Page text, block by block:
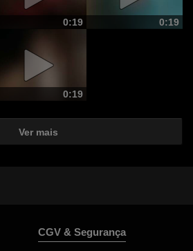
0:19 0:19
0:19
Ver mais
CGV & Segurança